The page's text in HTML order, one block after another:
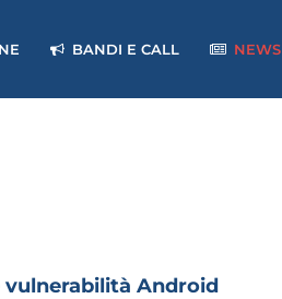
BANDI E CALL NEWS
vulnerabilità Android